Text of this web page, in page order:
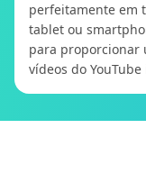
perfeitamente em
tablet ou
para proporcionar
vídeos do